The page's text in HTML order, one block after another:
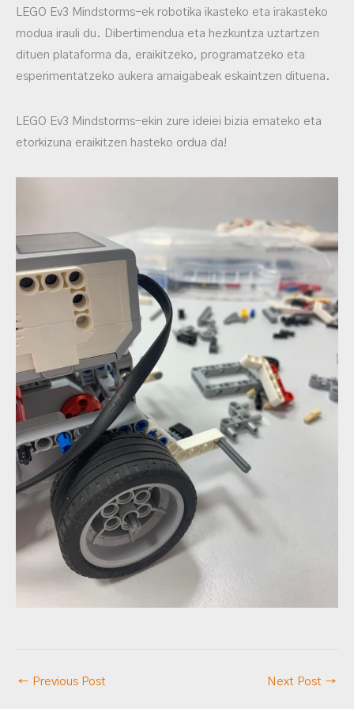
LEGO Ev3 Mindstorms-ek robotika ikasteko eta irakasteko
modua irauli du. Dibertimendua eta hezkuntza uztartzen
dituen plataforma da, eraikitzeko, programatzeko eta
esperimentatzeko aukera amaigabeak eskaintzen dituena.
LEGO Ev3 Mindstorms-ekin zure ideiei bizia emateko eta
etorkizuna eraikitzen hasteko ordua da!
← Previous Post Next Post →